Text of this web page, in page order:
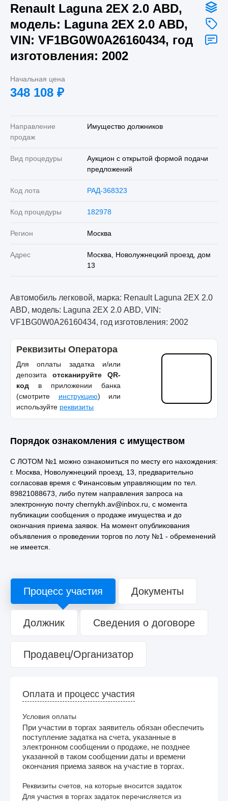
Renault Laguna 2ЕХ 2.0 АВD,
модель: Laguna 2ЕХ 2.0 АВD,
VIN: VF1BG0W0A26160434, год
изготовления: 2002
Начальная цена
348 108 ₽
Направление
продаж
Имущество должников
Вид процедуры
Аукцион с открытой формой подачи
предложений
Код лота РАД-368323
Код процедуры 182978
Регион Москва
Адрес
Москва, Новолужнецкий проезд, дом
13
Автомобиль легковой, марка: Renault Laguna 2ЕХ 2.0
АВD, модель: Laguna 2ЕХ 2.0 АВD, VIN:
VF1BG0W0A26160434, год изготовления: 2002
Реквизиты Оператора
Для оплаты задатка и/или
депозита отсканируйте QR-
код в приложении банка
(смотрите инструкцию) или
используйте реквизиты
Порядок ознакомления с имуществом
С ЛОТОМ №1 можно ознакомиться по месту его нахождения:
г. Москва, Новолужнецкий проезд, 13, предварительно
согласовав время с Финансовым управляющим по тел.
89821088673, либо путем направления запроса на
электронную почту chernykh.av@inbox.ru, с момента
публикации сообщения о продаже имущества и до
окончания приема заявок. На момент опубликования
объявления о проведении торгов по лоту №1 - обременений
не имеется.
Процесс участия Документы
Должник Сведения о договоре
Продавец/Организатор
Оплата и процесс участия
Условия оплаты
При участии в торгах заявитель обязан обеспечить
поступление задатка на счета, указанные в
электронном сообщении о продаже, не позднее
указанной в таком сообщении даты и времени
окончания приема заявок на участие в торгах.
Реквизиты счетов, на которые вносится задаток
Для участия в торгах задаток перечисляется из